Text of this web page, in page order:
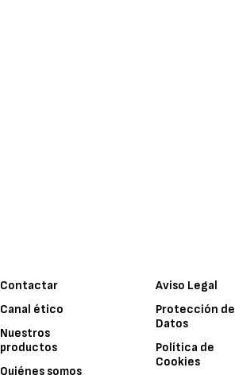
Contactar
Canal ético
Nuestros
productos
Quiénes somos
Aviso Legal
Protección de
Datos
Política de
Cookies